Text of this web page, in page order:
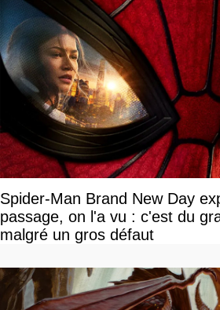
Spider-Man Brand New Day
passage, on l'a vu : c'est du
malgré un gros défaut